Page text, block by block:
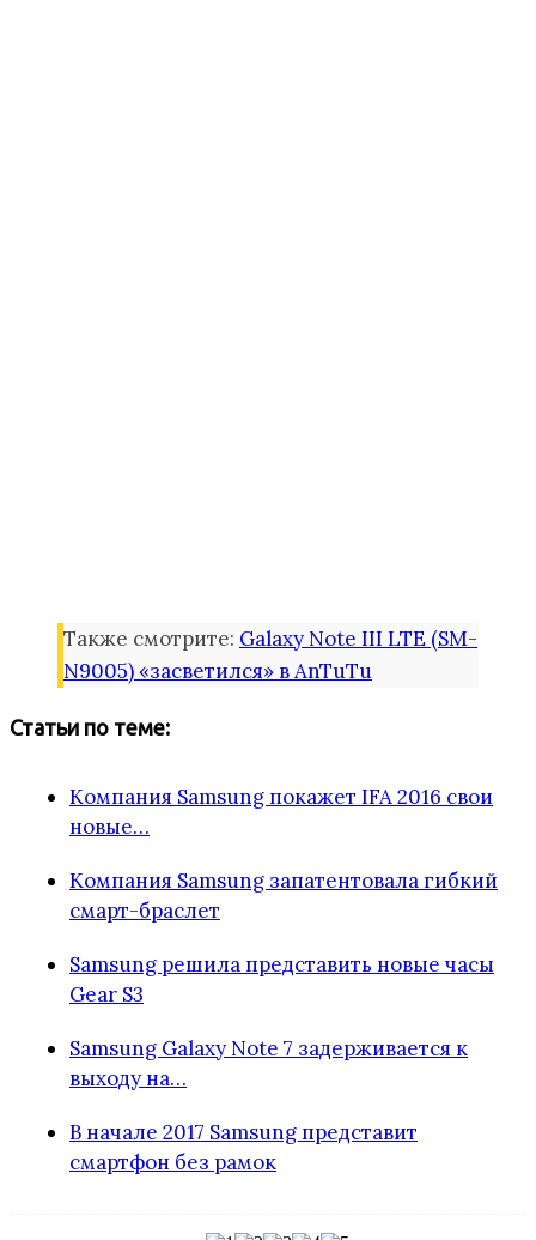
Также смотрите: Galaxy Note III LTE (SM-
N9005) «засветился» в AnTuTu
Статьи по теме:
Компания Samsung покажет IFA 2016 свои
новые…
Компания Samsung запатентовала гибкий
смарт-браслет
Samsung решила представить новые часы
Gear S3
Samsung Galaxy Note 7 задерживается к
выходу на…
В начале 2017 Samsung представит
смартфон без рамок